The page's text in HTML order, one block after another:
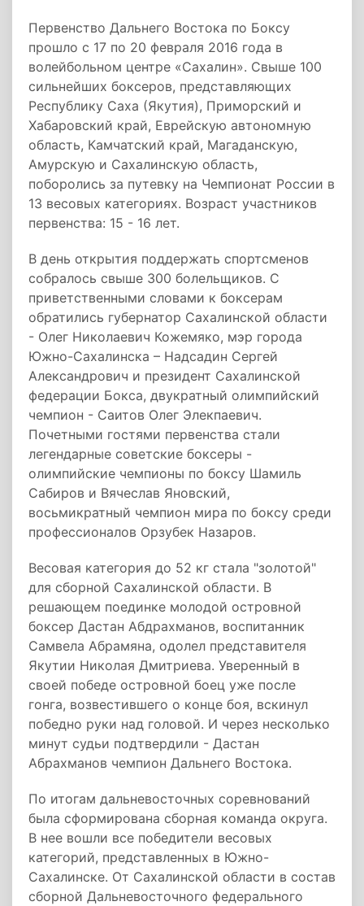
Первенство Дальнего Востока по Боксу
прошло с 17 по 20 февраля 2016 года в
волейбольном центре «Сахалин». Свыше 100
сильнейших боксеров, представляющих
Республику Саха (Якутия), Приморский и
Хабаровский край, Еврейскую автономную
область, Камчатский край, Магаданскую,
Амурскую и Сахалинскую область,
поборолись за путевку на Чемпионат России в
13 весовых категориях. Возраст участников
первенства: 15 - 16 лет.
В день открытия поддержать спортсменов
собралось свыше 300 болельщиков. С
приветственными словами к боксерам
обратились губернатор Сахалинской области
- Олег Николаевич Кожемяко, мэр города
Южно-Сахалинска – Надсадин Сергей
Александрович и президент Сахалинской
федерации Бокса, двукратный олимпийский
чемпион - Саитов Олег Элекпаевич.
Почетными гостями первенства стали
легендарные советские боксеры -
олимпийские чемпионы по боксу Шамиль
Сабиров и Вячеслав Яновский,
восьмикратный чемпион мира по боксу среди
профессионалов Орзубек Назаров.
Весовая категория до 52 кг стала "золотой"
для сборной Сахалинской области. В
решающем поединке молодой островной
боксер Дастан Абдрахманов, воспитанник
Самвела Абрамяна, одолел представителя
Якутии Николая Дмитриева. Уверенный в
своей победе островной боец уже после
гонга, возвестившего о конце боя, вскинул
победно руки над головой. И через несколько
минут судьи подтвердили - Дастан
Абрахманов чемпион Дальнего Востока.
По итогам дальневосточных соревнований
была сформирована сборная команда округа.
В нее вошли все победители весовых
категорий, представленных в Южно-
Сахалинске. От Сахалинской области в состав
сборной Дальневосточного федерального